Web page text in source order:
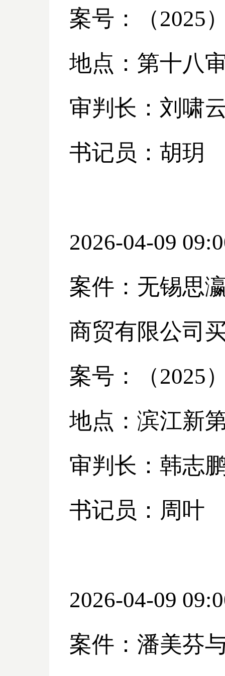
案号：（2025
地点：第十八
审判长：刘啸
书记员：胡玥
2026-04-09
案件：无锡思
商贸有限公司
案号：（2025
地点：滨江新
审判长：韩志
书记员：周叶
2026-04-09
案件：潘美芬